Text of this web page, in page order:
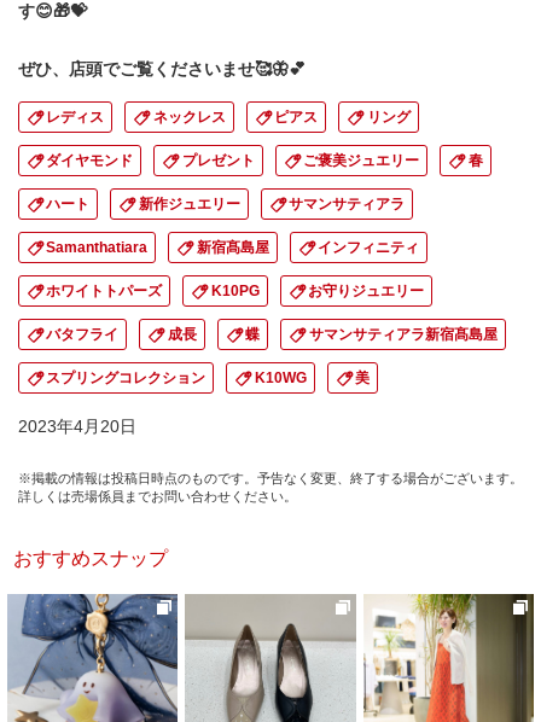
す😊🎁💝
ぜひ、店頭でご覧くださいませ🥰🦋💕
レディス ネックレス ピアス リング
ダイヤモンド プレゼント ご褒美ジュエリー 春
ハート 新作ジュエリー サマンサティアラ
Samanthatiara 新宿髙島屋 インフィニティ
ホワイトトパーズ K10PG お守りジュエリー
バタフライ 成長 蝶 サマンサティアラ新宿髙島屋
スプリングコレクション K10WG 美
2023年4月20日
※掲載の情報は投稿日時点のものです。予告なく変更、終了する場合がございます。
詳しくは売場係員までお問い合わせください。
おすすめスナップ